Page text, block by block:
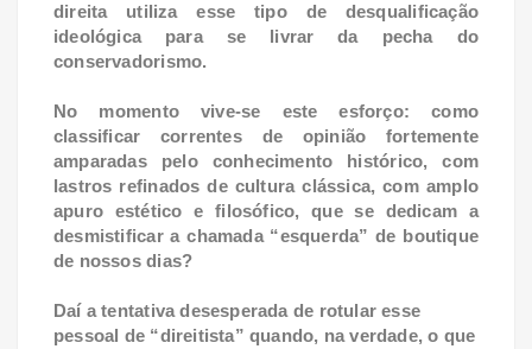
direita utiliza esse tipo de desqualificação
ideológica para se livrar da pecha do
conservadorismo.
No momento vive-se este esforço: como
classificar correntes de opinião fortemente
amparadas pelo conhecimento histórico, com
lastros refinados de cultura clássica, com amplo
apuro estético e filosófico, que se dedicam a
desmistificar a chamada “esquerda” de boutique
de nossos dias?
Daí a tentativa desesperada de rotular esse
pessoal de “direitista” quando, na verdade, o que